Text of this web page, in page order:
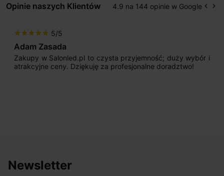
Opinie naszych Klientów 4.9 na 144 opinie w Google keyboard_arrow_left keyboard_arrow_right
star star star star star 5/5
Adam Zasada
Zakupy w Salonled.pl to czysta przyjemność; duży wybór i
atrakcyjne ceny. Dziękuję za profesjonalne doradztwo!
Newsletter